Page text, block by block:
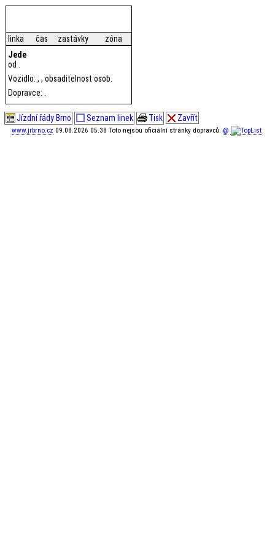
linka čas zastávky
zóna
Jede
od .
Vozidlo: , , obsaditelnost osob.
Dopravce: .
Jízdní řády Brno Seznam linek Tisk Zavřít
www.jrbrno.cz 09.08.2026 05.38 Toto nejsou oficiální stránky dopravců. @